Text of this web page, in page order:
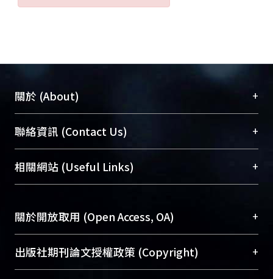
關於 (About) +
臺大位居世界頂尖大學之列，為永久珍藏及向國際
展現本校豐碩的研究成果及學術能量，圖書館整合
機構典藏（NTUR）與學術庫（AH）不同功能平
台，成為臺大學術典藏NTU scholars。期能整合研
成果。
To permanently archive and promote researcher
profiles and scholarly works, Library integrates the
services of “NTU Repository” with “Academic
聯絡資訊 (Contact Us) +
總館學科館員(Main Library)
醫學圖書館學科館員(Medical Library)
Sciences Library)
相關網站 (Useful Links) +
關於開放取用 (Open Access, OA) +
開放取用是從使用者角度提升資訊取用性的社會運
動，應用在學術研究上是透過將研究著作公開供使
出版社期刊論文授權政策 (Copyright) +